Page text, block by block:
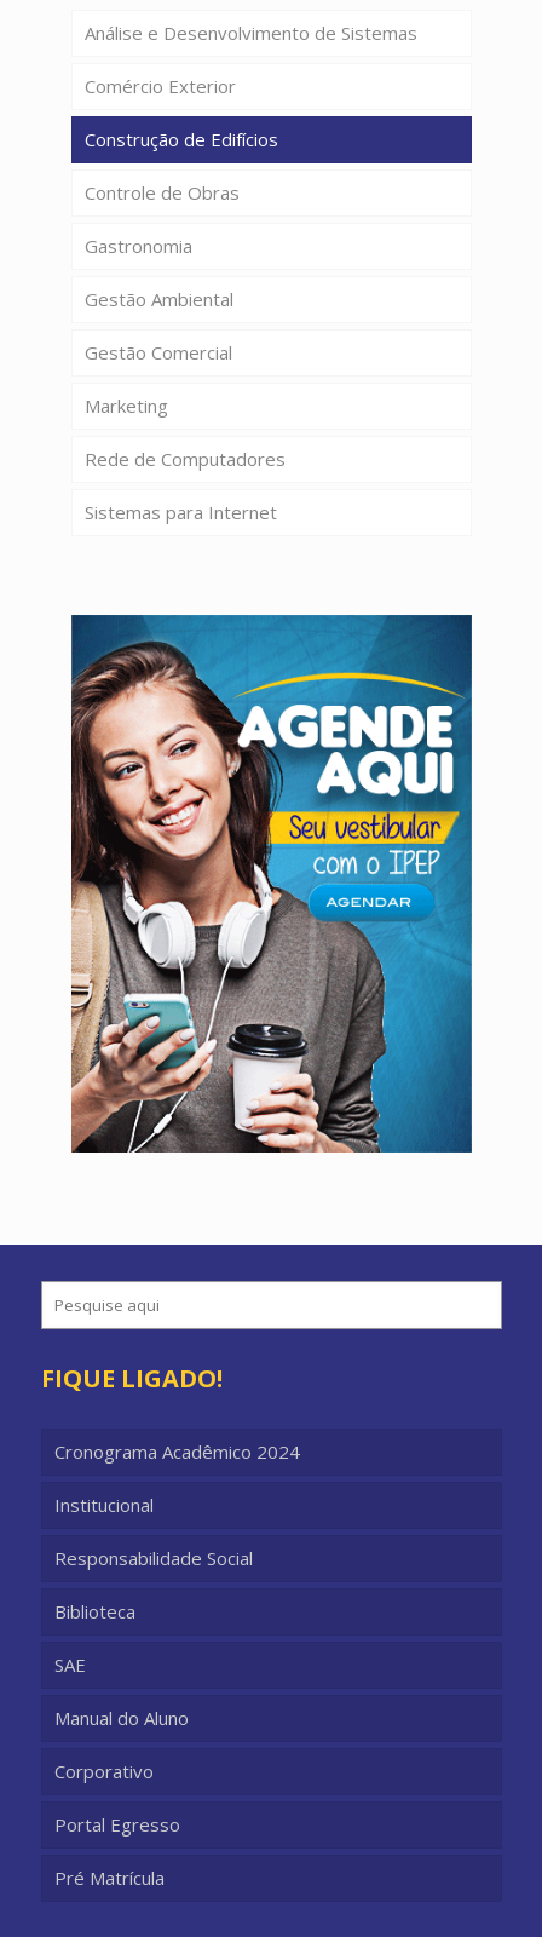
Análise e Desenvolvimento de Sistemas
Comércio Exterior
Construção de Edifícios
Controle de Obras
Gastronomia
Gestão Ambiental
Gestão Comercial
Marketing
Rede de Computadores
Sistemas para Internet
FIQUE LIGADO!
Cronograma Acadêmico 2024
Institucional
Responsabilidade Social
Biblioteca
SAE
Manual do Aluno
Corporativo
Portal Egresso
Pré Matrícula